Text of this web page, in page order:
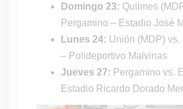
Domingo 23: Quilmes
Pergamino – Estadio José
Lunes 24: Unión (MDP) vs.
– Polideportivo Malvinas
Jueves 27: Pergamino vs.
Estadio Ricardo Dorado